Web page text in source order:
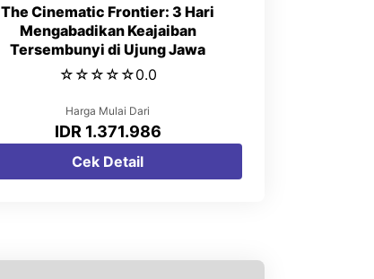
The Cinematic Frontier: 3 Hari
Mengabadikan Keajaiban
Tersembunyi di Ujung Jawa
☆ ☆ ☆ ☆ ☆0.0
Harga Mulai Dari
IDR 1.371.986
Cek Detail